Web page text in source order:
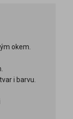
okem.
i barvu.